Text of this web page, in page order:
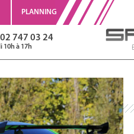
PLANNING
02 747 03 24
10h à 17h